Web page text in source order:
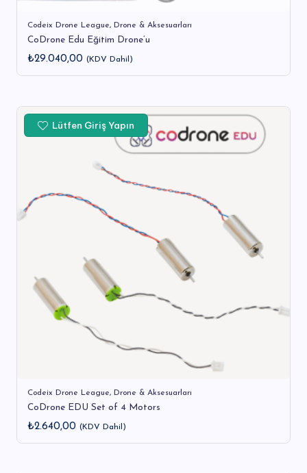
Codeix Drone League, Drone & Aksesuarları
CoDrone Edu Eğitim Drone’u
₺29.040,00 (KDV Dahil)
Lütfen Giriş Yapın
Codeix Drone League, Drone & Aksesuarları
CoDrone EDU Set of 4 Motors
₺2.640,00 (KDV Dahil)